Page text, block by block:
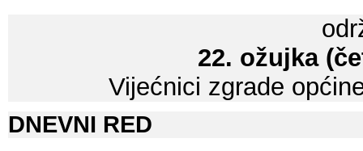
22. ožujka
Vijećnici zgrade
DNEVNI RED